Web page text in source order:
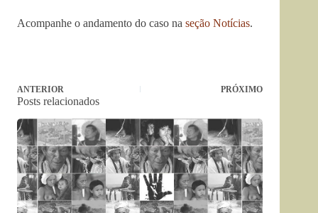
Acompanhe o andamento do caso na seção Notícias.
ANTERIOR PRÓXIMO
Posts relacionados